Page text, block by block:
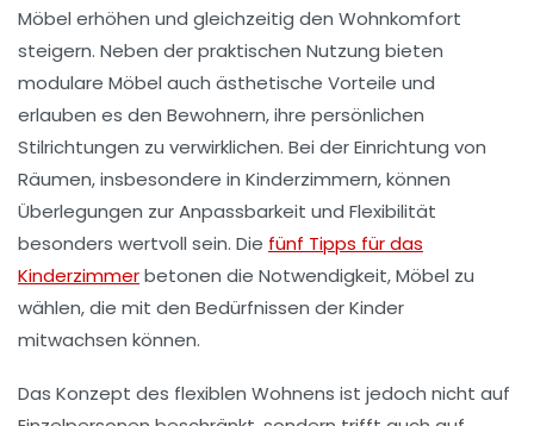
Möbel erhöhen und gleichzeitig den Wohnkomfort
steigern. Neben der praktischen Nutzung bieten
modulare Möbel auch ästhetische Vorteile und
erlauben es den Bewohnern, ihre persönlichen
Stilrichtungen zu verwirklichen. Bei der Einrichtung von
Räumen, insbesondere in Kinderzimmern, können
Überlegungen zur Anpassbarkeit und Flexibilität
besonders wertvoll sein. Die fünf Tipps für das
Kinderzimmerbetonen die Notwendigkeit, Möbel zu
wählen, die mit den Bedürfnissen der Kinder
mitwachsen können.
Das Konzept des flexiblen Wohnens ist jedoch nicht auf